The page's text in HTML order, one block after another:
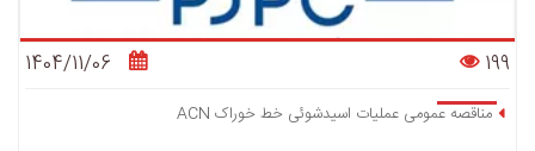
1404/11/06 199
مناقصه عمومی عملیات اسیدشوئی خط خوراک ACN